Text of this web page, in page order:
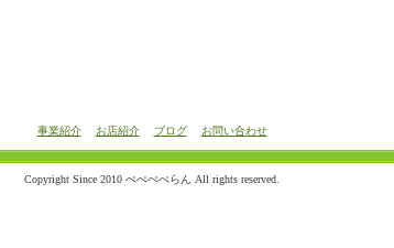
事業紹介 お店紹介 ブログ お問い合わせ
Copyright Since 2010 ぺぺぺぺらん All rights reserved.